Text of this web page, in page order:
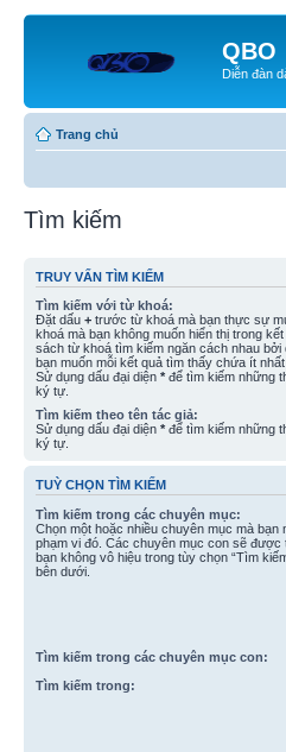
QBO
Diễn đàn
Trang chủ
Tìm kiếm
TRUY VẤN TÌM KIẾM
Tìm kiếm với từ khoá:
Đặt dấu + trước từ khoá mà bạn thực sự
khoá mà bạn không muốn hiển thị trong
sách từ khoá tìm kiếm ngăn cách nhau bởi
bạn muốn mỗi kết quả tìm thấy chứa ít
Sử dụng dấu đại diện * để tìm kiếm những
ký tự.
Tìm kiếm theo tên tác giả:
Sử dụng dấu đại diện * để tìm kiếm những
ký tự.
TUỲ CHỌN TÌM KIẾM
Tìm kiếm trong các chuyên mục:
Chọn một hoặc nhiều chuyên mục mà bạn
phạm vi đó. Các chuyên mục con sẽ
bạn không vô hiệu trong tùy chọn “Tìm
bên dưới.
Tìm kiếm trong các chuyên mục con:
Tìm kiếm trong: